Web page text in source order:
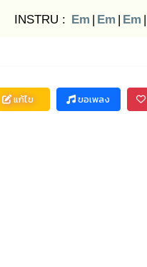
INSTRU : Em | Em | Em |
แก้ไข ขอเพลง